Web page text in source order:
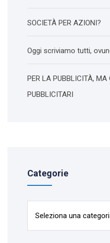
SOCIETÀ PER AZIONI?
Oggi scriviamo tutti,
PER LA PUBBLICITÀ, MA
PUBBLICITARI
Categorie